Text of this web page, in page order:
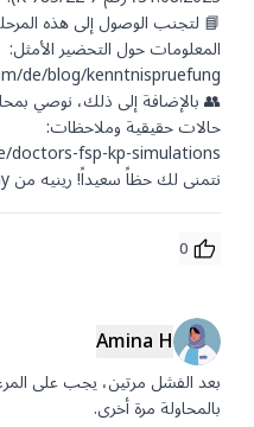
نتمنى لك حظاً سعيداً! رينيه من Get2Germany
0
Amina H
بالمحاولة مرة أخرى.